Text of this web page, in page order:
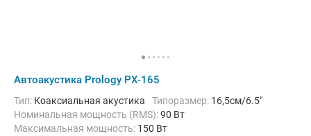
Автоакустика Prology PX-165
тип: Коаксиальная акустика Типоразмер: 16,5см/6.5"
Номинальная мощность (RMS):90 Вт
Максимальная мощность: 150 Вт